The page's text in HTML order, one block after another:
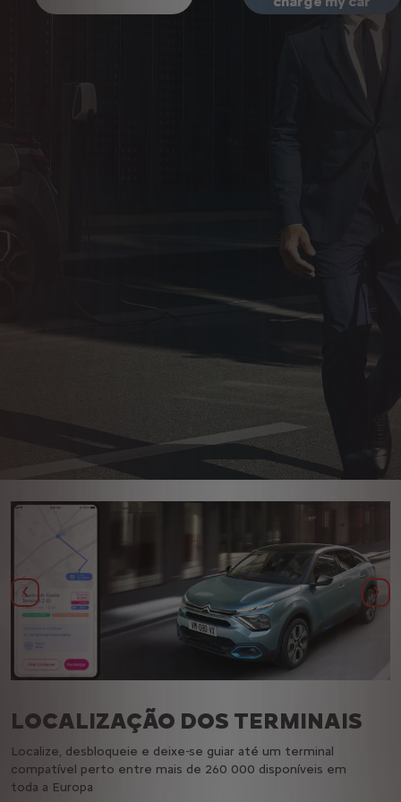
Anterior
LOCALIZAÇÃO DOS TERMINAIS
Localize, desbloqueie e deixe-se guiar até um terminal
compatível perto entre mais de 260 000 disponíveis em
toda a Europa